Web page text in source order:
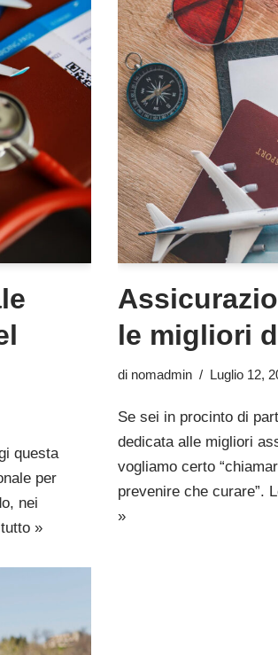
questa
per
nei
»
le migliori
di nomadmin Luglio 12,
Se sei in procinto di
dedicata alle migliori
vogliamo certo
prevenire che curare”.
»